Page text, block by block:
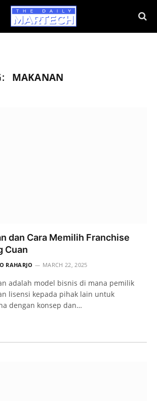
MAKANAN
dan Cara Memilih Franchise
Cuan
RAHARJO MARCH 22, 2025
adalah model bisnis di mana pemilik
lisensi kepada pihak lain untuk
dengan konsep dan…